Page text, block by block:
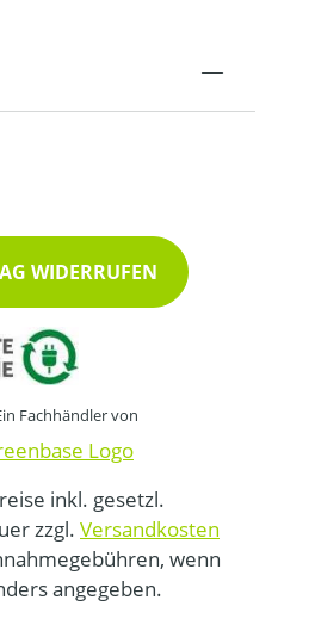
WIDERRUFEN
Fachhändler von
inkl. gesetzl.
zzgl. Versandkosten
wenn
angegeben.